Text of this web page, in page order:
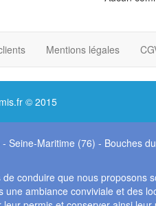
Mentions légales
© 2015
- Seine-Maritime (76) - Bouches
conduire que nous
ambiance conviviale et des